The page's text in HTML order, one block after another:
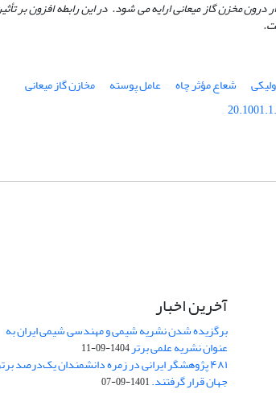
درون مخزن گاز میعانی ارایه می شود. در این رابطه افزون بر
شعاع مؤثر چاه عامل پوسته
مخازن گاز میعانی
آخرین اخبار
برگزیده شدن نشریه شیمی و مهندسی شیمی ایران به
عنوان نشریه علمی برتر1404-09-11
۴۸۱ پژوهشگر ایرانی در زمره دانشمندان یک‌درصد
جهان قرار گرفتند.1401-09-07